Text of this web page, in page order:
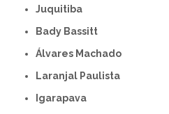
Juquitiba
Bady Bassitt
Álvares Machado
Laranjal Paulista
Igarapava